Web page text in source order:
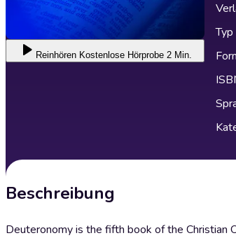
Reinhören Kostenlose Hörprobe 2 Min.
Typ
Beschreibung
Deuteronomy is the fifth book of the Christian